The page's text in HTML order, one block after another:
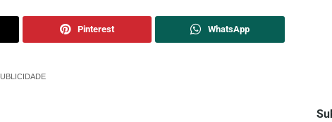
Pinterest WhatsApp